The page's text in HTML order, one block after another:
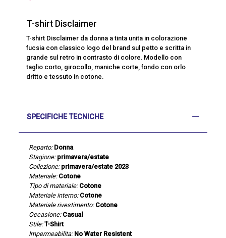
T-shirt Disclaimer
T-shirt Disclaimer da donna a tinta unita in colorazione
fucsia con classico logo del brand sul petto e scritta in
grande sul retro in contrasto di colore. Modello con
taglio corto, girocollo, maniche corte, fondo con orlo
dritto e tessuto in cotone.
SPECIFICHE TECNICHE
Reparto: Donna
Stagione: primavera/estate
Collezione: primavera/estate 2023
Materiale: Cotone
Tipo di materiale: Cotone
Materiale interno: Cotone
Materiale rivestimento: Cotone
Occasione: Casual
Stile: T-Shirt
Impermeabilita: No Water Resistent